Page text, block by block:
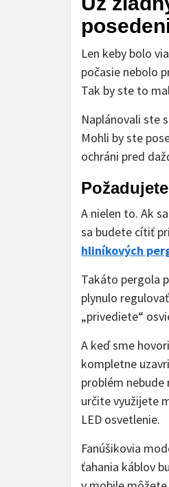
Len keby bolo
počasie nebolo
Tak by ste to
Naplánovali ste
Mohli by ste
ochráni pred
A nielen to. Ak
sa budete cítiť
hliníkových
Takáto pergola
plynulo
„privediete“
A keď sme
kompletne
problém nebude
určite využijete
LED osvetlenie.
Fanúšikovia
ťahania káblov